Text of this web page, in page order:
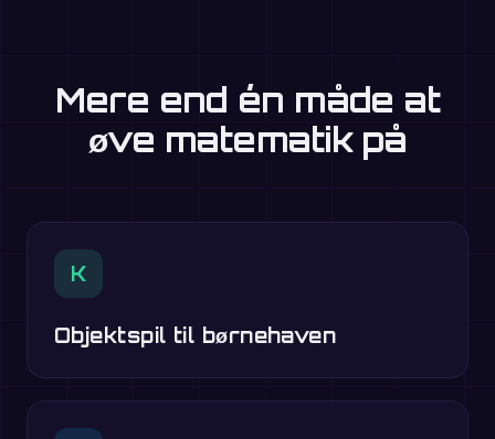
Mere end én måde at
øve matematik på
K
Objektspil til børnehaven